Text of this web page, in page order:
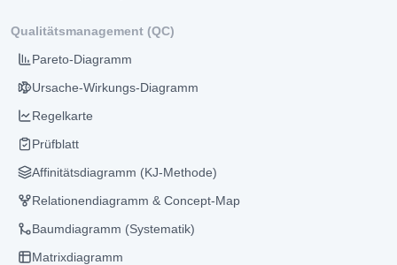
Qualitätsmanagement (QC)
Pareto-Diagramm
Ursache-Wirkungs-Diagramm
Regelkarte
Prüfblatt
Affinitätsdiagramm (KJ-Methode)
Relationendiagramm & Concept-Map
Baumdiagramm (Systematik)
Matrixdiagramm